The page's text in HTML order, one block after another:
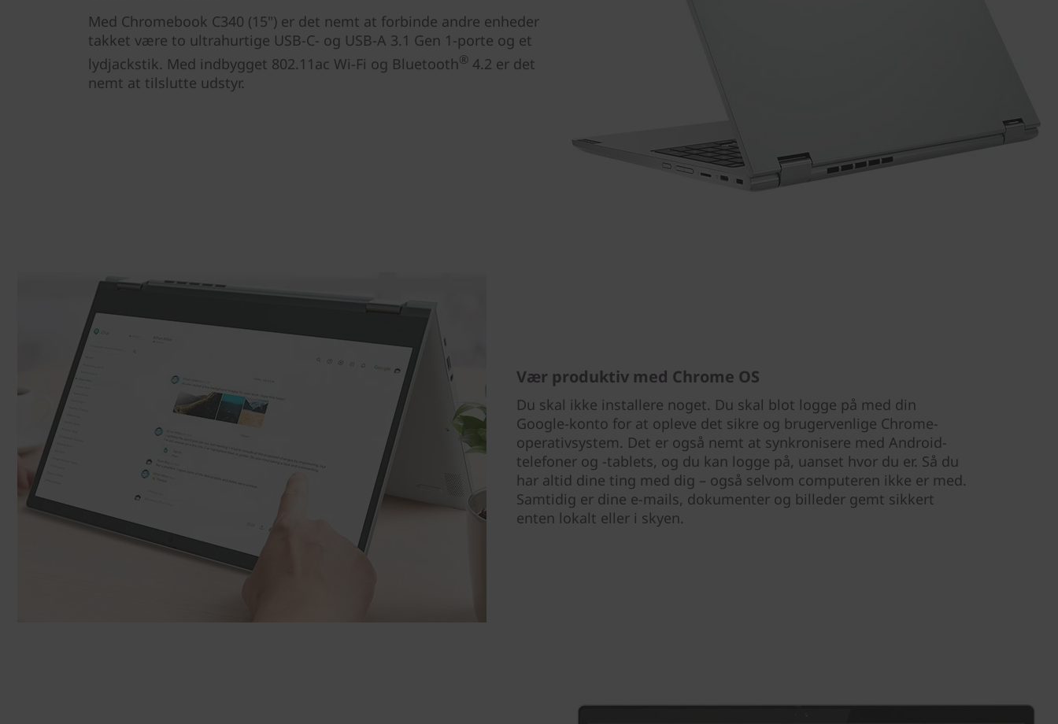
Med Chromebook C340 (15") er det nemt at forbinde andre enheder
takket være to ultrahurtige USB-C- og USB-A 3.1 Gen 1-porte og et
lydjackstik. Med indbygget 802.11ac Wi-Fi og Bluetooth® 4.2 er det
nemt at tilslutte udstyr.
Vær produktiv med Chrome OS
Du skal ikke installere noget. Du skal blot logge på med din
Google-konto for at opleve det sikre og brugervenlige Chrome-
operativsystem. Det er også nemt at synkronisere med Android-
telefoner og -tablets, og du kan logge på, uanset hvor du er. Så du
har altid dine ting med dig – også selvom computeren ikke er med.
Samtidig er dine e-mails, dokumenter og billeder gemt sikkert
enten lokalt eller i skyen.